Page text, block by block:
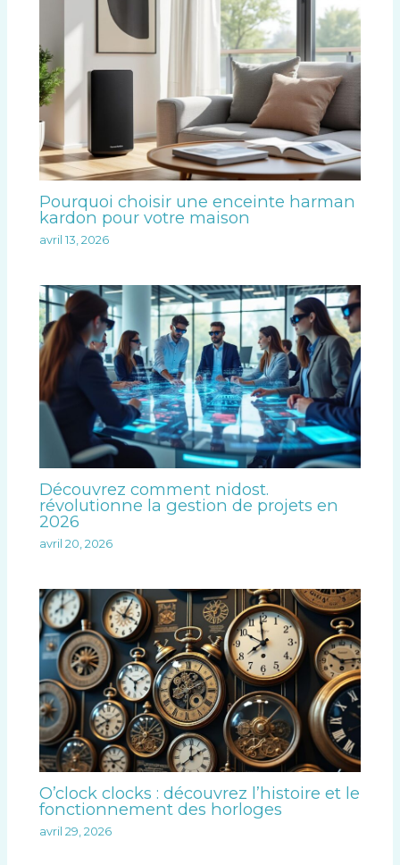
Pourquoi choisir une enceinte harman
kardon pour votre maison
avril 13, 2026
Découvrez comment nidost.
révolutionne la gestion de projets en
2026
avril 20, 2026
O’clock clocks : découvrez l’histoire et le
fonctionnement des horloges
avril 29, 2026